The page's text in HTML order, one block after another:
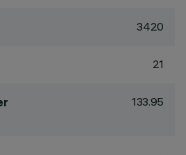
3420
21
133.95